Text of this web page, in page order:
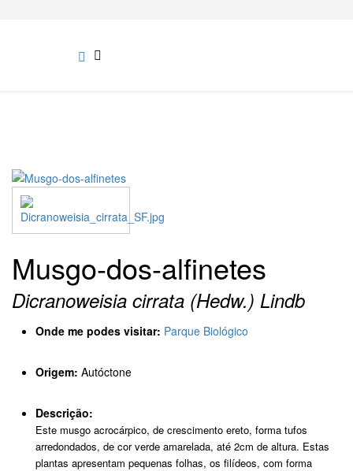
Musgo-dos-alfinetes
Dicranoweisia cirrata (Hedw.) Lindb
Onde me podes visitar: Parque Biológico
Origem: Autóctone
Descrição:
Este musgo acrocárpico, de crescimento ereto, forma tufos
arredondados, de cor verde amarelada, até 2cm de altura. Estas
plantas apresentam pequenas folhas, os filídeos, com forma